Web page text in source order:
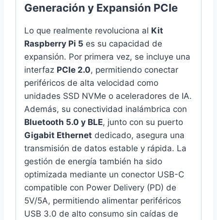
Generación y Expansión PCIe
Lo que realmente revoluciona al Kit
Raspberry Pi 5 es su capacidad de
expansión. Por primera vez, se incluye una
interfaz PCIe 2.0, permitiendo conectar
periféricos de alta velocidad como
unidades SSD NVMe o aceleradores de IA.
Además, su conectividad inalámbrica con
Bluetooth 5.0 y BLE, junto con su puerto
Gigabit Ethernet dedicado, asegura una
transmisión de datos estable y rápida. La
gestión de energía también ha sido
optimizada mediante un conector USB-C
compatible con Power Delivery (PD) de
5V/5A, permitiendo alimentar periféricos
USB 3.0 de alto consumo sin caídas de